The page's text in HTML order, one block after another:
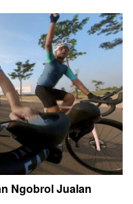
Indonesia.
Ngobrol Jualan